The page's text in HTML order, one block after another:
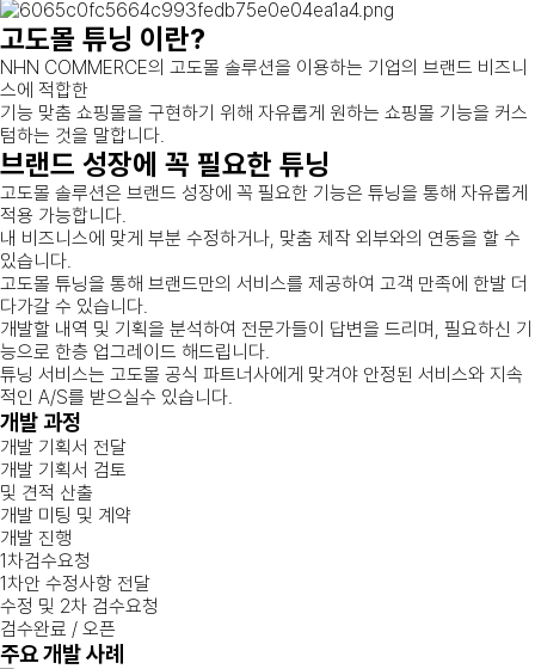
고도몰 튜닝 이란?
NHN COMMERCE의 고도몰 솔루션을 이용하는 기업의 브랜드 비즈니
스에 적합한
기능 맞춤 쇼핑몰을 구현하기 위해 자유롭게 원하는 쇼핑몰 기능을 커스
텀하는 것을 말합니다.
브랜드 성장에 꼭 필요한 튜닝
고도몰 솔루션은 브랜드 성장에 꼭 필요한 기능은 튜닝을 통해 자유롭게
적용 가능합니다.
내 비즈니스에 맞게 부분 수정하거나, 맞춤 제작 외부와의 연동을 할 수
있습니다.
고도몰 튜닝을 통해 브랜드만의 서비스를 제공하여 고객 만족에 한발 더
다가갈 수 있습니다.
개발할 내역 및 기획을 분석하여 전문가들이 답변을 드리며, 필요하신 기
능으로 한층 업그레이드 해드립니다.
튜닝 서비스는 고도몰 공식 파트너사에게 맞겨야 안정된 서비스와 지속
적인 A/S를 받으실수 있습니다.
개발 과정
개발 기획서 전달
개발 기획서 검토
및 견적 산출
개발 미팅 및 계약
개발 진행
1차검수요청
1차안 수정사항 전달
수정 및 2차 검수요청
검수완료 / 오픈
주요 개발 사례